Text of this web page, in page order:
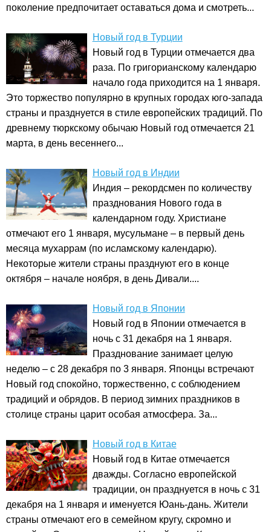
поколение предпочитает оставаться дома и смотреть...
Новый год в Турции
Новый год в Турции отмечается два
раза. По григорианскому календарю
начало года приходится на 1 января.
Это торжество популярно в крупных городах юго-запада
страны и празднуется в стиле европейских традиций. По
древнему тюркскому обычаю Новый год отмечается 21
марта, в день весеннего...
Новый год в Индии
Индия – рекордсмен по количеству
празднования Нового года в
календарном году. Христиане
отмечают его 1 января, мусульмане – в первый день
месяца мухаррам (по исламскому календарю).
Некоторые жители страны празднуют его в конце
октября – начале ноября, в день Дивали....
Новый год в Японии
Новый год в Японии отмечается в
ночь с 31 декабря на 1 января.
Празднование занимает целую
неделю – с 28 декабря по 3 января. Японцы встречают
Новый год спокойно, торжественно, с соблюдением
традиций и обрядов. В период зимних праздников в
столице страны царит особая атмосфера. За...
Новый год в Китае
Новый год в Китае отмечается
дважды. Согласно европейской
традиции, он празднуется в ночь с 31
декабря на 1 января и именуется Юань-дань. Жители
страны отмечают его в семейном кругу, скромно и